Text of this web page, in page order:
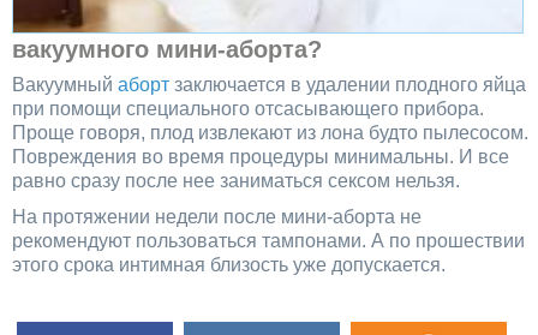
вакуумного мини-аборта?
Вакуумный аборт заключается в удалении плодного яйца
при помощи специального отсасывающего прибора.
Проще говоря, плод извлекают из лона будто пылесосом.
Повреждения во время процедуры минимальны. И все
равно сразу после нее заниматься сексом нельзя.
На протяжении недели после мини-аборта не
рекомендуют пользоваться тампонами. А по прошествии
этого срока интимная близость уже допускается.